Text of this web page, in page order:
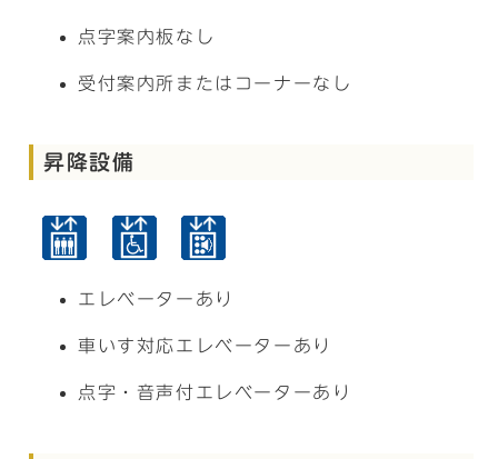
点字案内板なし
受付案内所またはコーナーなし
昇降設備
エレベーターあり
車いす対応エレベーターあり
点字・音声付エレベーターあり